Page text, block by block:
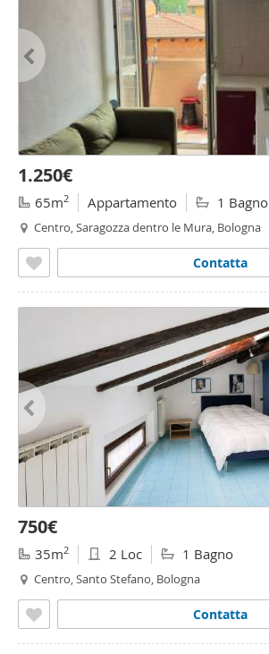
1.250€
65m2 Appartamento 1 Bagno
Centro, Saragozza dentro le Mura, Bologna
Contatta
750€
35m2 2 Loc 1 Bagno
Centro, Santo Stefano, Bologna
Contatta